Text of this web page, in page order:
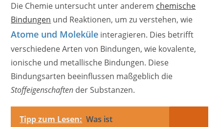
Die Chemie untersucht unter anderem chemische
Bindungen und Reaktionen, um zu verstehen, wie
Atome und Moleküle interagieren. Dies betrifft
verschiedene Arten von Bindungen, wie kovalente,
ionische und metallische Bindungen. Diese
Bindungsarten beeinflussen maßgeblich die
Stoffeigenschaften der Substanzen.
Tipp zum Lesen: Was ist